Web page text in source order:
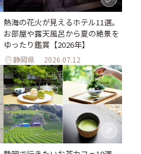
熱海の花火が見えるホテル11選。
お部屋や露天風呂から夏の絶景を
ゆったり鑑賞【2026年】
静岡県 2026.07.12